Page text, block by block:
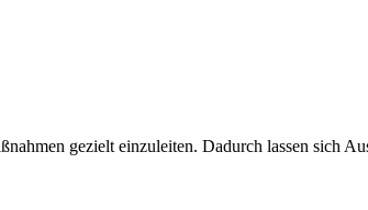
gezielt einzuleiten. Dadurch lassen sich